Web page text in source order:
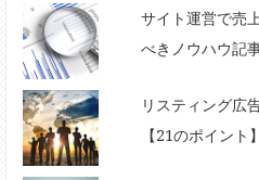
サイト運営で売
べきノウハウ記
リスティング広
【21のポイント】